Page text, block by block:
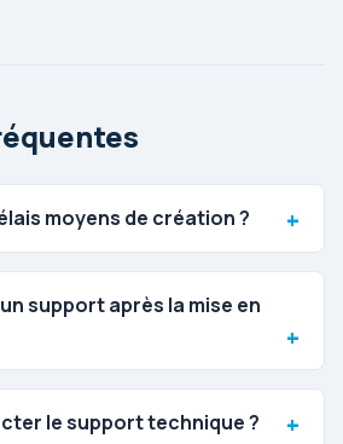
moyens de création ?
support après la mise en
le support technique ?